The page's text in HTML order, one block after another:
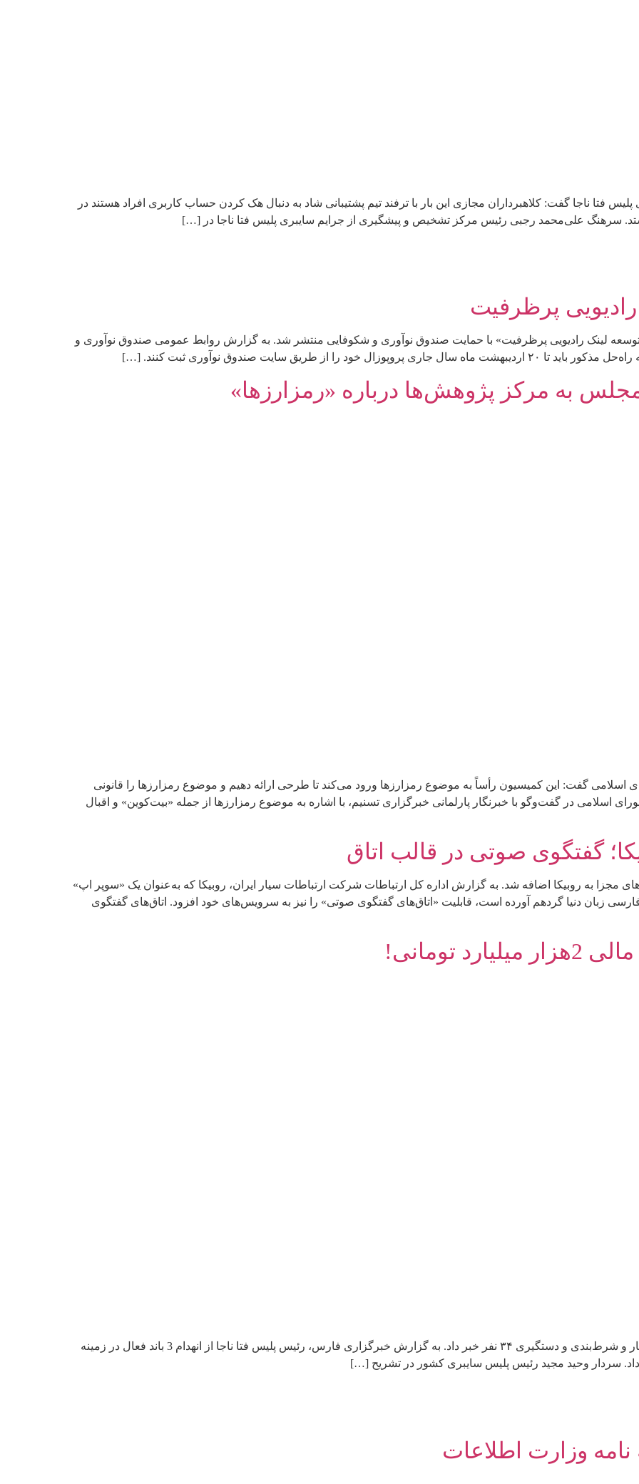
فتا ناجا گفت: کلاهبرداران مجازی این بار با ترفند تیم پشتیبانی‌ شاد به دنبال هک کردن حساب کاربری افراد هستند در
سرهنگ علی‌محمد رجبی رئیس مرکز تشخیص و پیشگیری از جرایم سایبری پلیس فتا ناجا در […]
پرظرفیت
لینک رادیویی پرظرفیت» با حمایت صندوق نوآوری و شکوفایی منتشر شد. به گزارش روابط عمومی صندوق نوآوری و
از طریق سایت صندوق نوآوری ثبت کنند. […]
به مرکز پژوهش‌ها درباره «رمزارزها»
گفت: این کمیسیون رأساً به موضوع رمزارزها ورود می‌کند تا طرحی ارائه دهیم و موضوع رمزارز‌ها را قانونی
در گفت‌وگو با خبرنگار پارلمانی خبرگزاری تسنیم، با اشاره به موضوع رمزارزها از جمله «بیت‌کوین» و اقبال
گفتگوی صوتی در قالب اتاق
مجزا به روبیکا اضافه شد. به گزارش اداره کل ارتباطات شرکت ارتباطات سیار ایران، روبیکا که به‌عنوان یک «سوپر اپ»
زبان دنیا گردهم آورده است، قابلیت «اتاق‌های گفتگوی صوتی» را نیز به سرویس‌های خود افزود. اتاق‌های گفتگوی
آی‌سی‌تی نیوز – رئیس پلیس فتا ناجا از انهدام ۳ باند قمار و شرط‌بندی و دستگیری‌ ۳۴ نفر خبر داد. به گزارش خبرگزاری فارس، رئیس پلیس فتا ناجا از انهدام 3 باند فعال در زمینه
وزارت اطلاعات